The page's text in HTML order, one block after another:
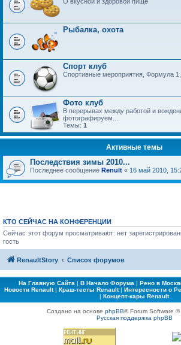
Рыбалка, охота
Спорт клуб
Спортивные мероприятия, Формула
Фото клуб
В перерывах между работой и
фотографируем...
Темы: 1
Активные темы
Последствия зимы 2010...
Последнее сообщение Renult « 16 май 2010,
КТО СЕЙЧАС НА КОНФЕРЕНЦИИ
Сейчас этот форум просматривают: нет
гость
RenaultStory Список форумов
На Главную Сайта | В Начало Форума | Рено в
Новости Renault| Краш-тесты Renault| Интересности о
| Концепт-кары Renault
Создано на основе phpBB® Forum Software ©
Русская поддержка phpBB